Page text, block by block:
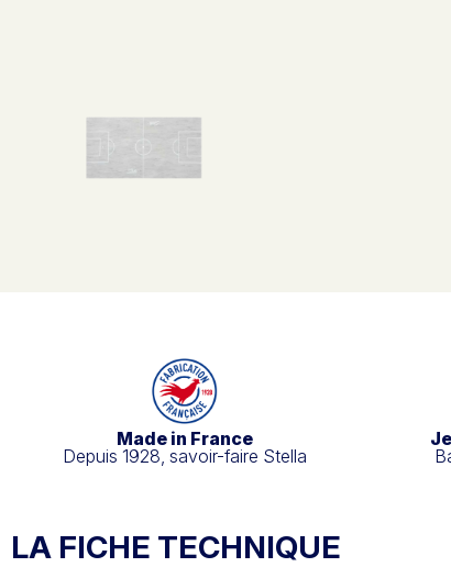
Made in France
Depuis 1928, savoir-faire Stella
LA FICHE TECHNIQUE